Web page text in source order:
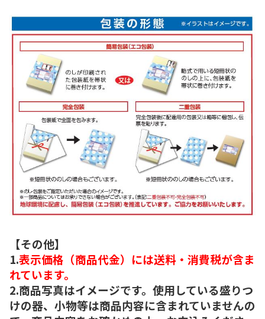
【その他】
1.表示価格（商品代金）には送料・消費税が含ま
れています。
2.商品写真はイメージです。使用している盛りつ
けの器、小物等は商品内容に含まれていませんの